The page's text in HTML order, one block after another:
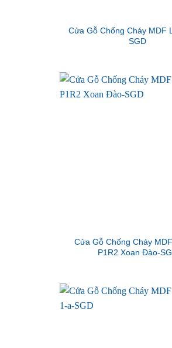
Cửa Gỗ Chống Cháy MDF
SGD
Cửa Gỗ Chống Cháy
P1R2 Xoan Đào-